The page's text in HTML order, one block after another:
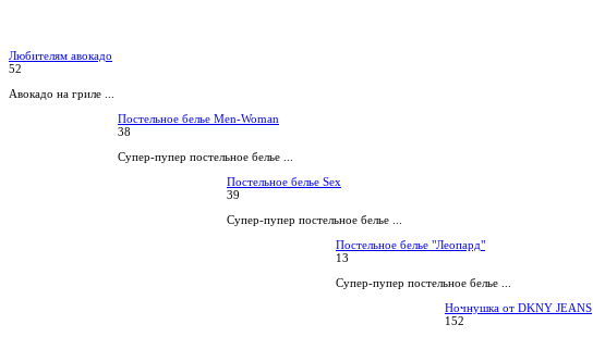
Любителям авокадо
52
Авокадо на гриле ...
Постельное белье Men-Woman
38
Супер-пупер постельное белье ...
Постельное белье Sex
39
Супер-пупер постельное белье ...
Постельное белье "Леопард"
13
Супер-пупер постельное белье ...
Ночнушка от DKNY JEANS
152